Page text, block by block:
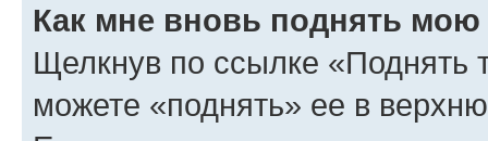
Как мне вновь поднять мою
Щелкнув по ссылке «Поднять
можете «поднять» ее в